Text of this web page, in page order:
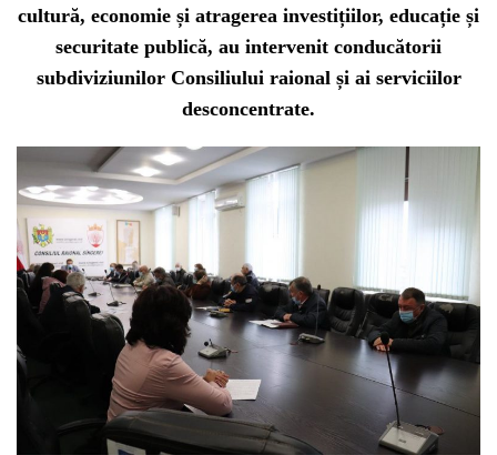
cultură, economie și atragerea investițiilor, educație și
securitate publică, au intervenit conducătorii
subdiviziunilor Consiliului raional și ai serviciilor
desconcentrate.